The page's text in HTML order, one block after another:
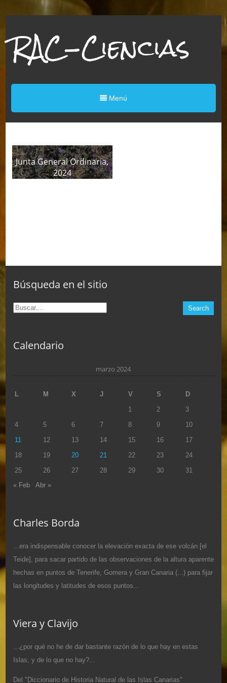
RAC-Ciencias
Menú
Junta General Ordinaria,
2024
Búsqueda en el sitio
Calendario
marzo 2024
L M X J V S
D
1
2
3
4
5 6 7 8 9
10
11
12 13 14 15 16
17
18
19 20 21 22 23
24
25
26 27 28 29 30
31
« Feb
Abr »
Charles Borda
...era indispensable conocer la elevación exacta de ese volcán [el
Teide], para sacar partido de las observaciones de la altura aparente
hechas en puntos de Tenerife, Gomera y Gran Canaria (...) para fijar
las longitudes y latitudes de esos puntos...
Viera y Clavijo
...¿por qué no he de dar bastante razón de lo que hay en estas
Islas, y de lo que no hay?...
Del "Diccionario de Historia Natural de las Islas Canarias"